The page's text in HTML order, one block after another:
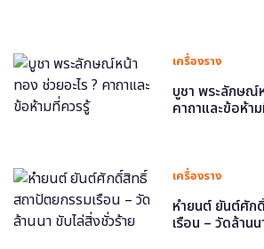
เครื่องราง
บูชา พระลักษณ์
คาถาและข้อห้า
เครื่องราง
หำยนต์ ยันต์ศัก
เรือน – วัดล้าน